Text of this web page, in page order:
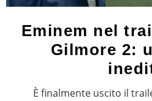
Eminem nel
Gilmore 2:
È finalmente uscito il